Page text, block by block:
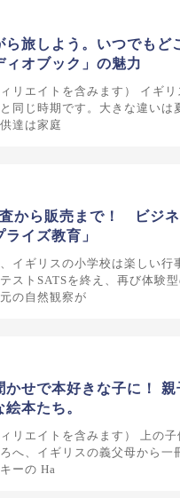
ら旅しよう。いつでもど
ィオブック」の魅力
ィリエイトを含みます） イギ
同じ時期です。大きな違いは
達は家庭
から販売まで！ ビジ
イズ教育」
イギリスの小学校は楽しい行
ストSATSを終え、再び体験
の自然観察が
かせで本好きな子に！
本たち。
ィリエイトを含みます） 上の
へ、イギリスの義父母から一
ーの Ha